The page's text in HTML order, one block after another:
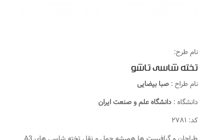
نام طرح:
تخته شاسی تاشو
نام طراح : صبا بیضایی
دانشگاه : دانشگاه علم و صنعت ایران
کد: ۲۷۸۱